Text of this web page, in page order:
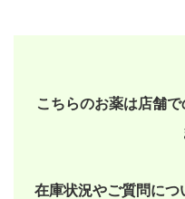
こちらのお薬は店舗
在庫状況やご質問に